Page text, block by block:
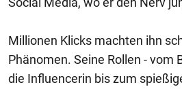
Millionen Klicks machten ihn
Phänomen. Seine Rollen - vom
die Influencerin bis zum